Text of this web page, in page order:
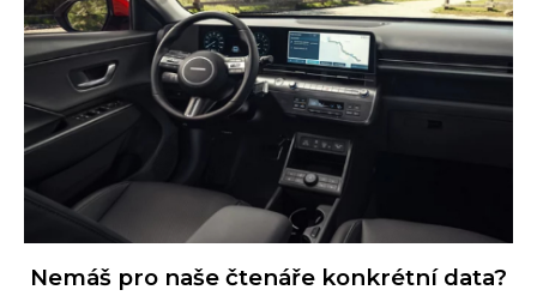
Nemáš pro naše čtenáře konkrétní data?